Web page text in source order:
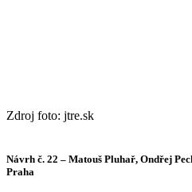
Zdroj foto: jtre.sk
Návrh č. 22 – Matouš Pluhař, Ondřej
Praha